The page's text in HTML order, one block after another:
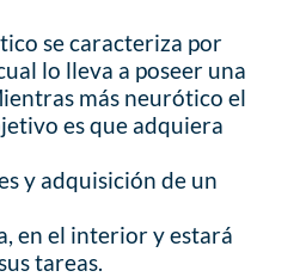
se caracteriza por
lo lleva a poseer una
más neurótico el
es que adquiera
y adquisición de un
en el interior y estará
tareas.